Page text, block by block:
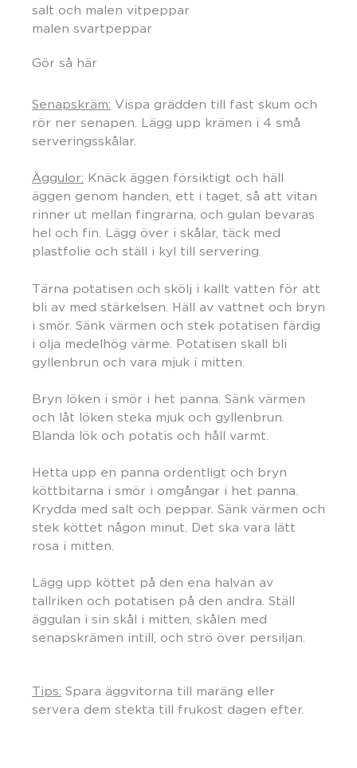
salt och malen vitpeppar
malen svartpeppar
Gör så här
Senapskräm: Vispa grädden till fast skum och
rör ner senapen. Lägg upp krämen i 4 små
serveringsskålar.
Äggulor: Knäck äggen försiktigt och häll
äggen genom handen, ett i taget, så att vitan
rinner ut mellan fingrarna, och gulan bevaras
hel och fin. Lägg över i skålar, täck med
plastfolie och ställ i kyl till servering.
Tärna potatisen och skölj i kallt vatten för att
bli av med stärkelsen. Häll av vattnet och bryn
i smör. Sänk värmen och stek potatisen färdig
i olja medelhög värme. Potatisen skall bli
gyllenbrun och vara mjuk i mitten.
Bryn löken i smör i het panna. Sänk värmen
och låt löken steka mjuk och gyllenbrun.
Blanda lök och potatis och håll varmt.
Hetta upp en panna ordentligt och bryn
köttbitarna i smör i omgångar i het panna.
Krydda med salt och peppar. Sänk värmen och
stek köttet någon minut. Det ska vara lätt
rosa i mitten.
Lägg upp köttet på den ena halvan av
tallriken och potatisen på den andra. Ställ
äggulan i sin skål i mitten, skålen med
senapskrämen intill, och strö över persiljan.
Tips: Spara äggvitorna till maräng eller
servera dem stekta till frukost dagen efter.